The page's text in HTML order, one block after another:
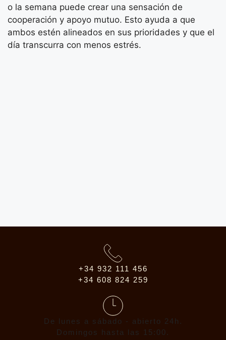
o la semana puede crear una sensación de
cooperación y apoyo mutuo. Esto ayuda a que
ambos estén alineados en sus prioridades y que el
día transcurra con menos estrés.
+34 932 111 456
+34 608 824 259
De lunes a sábado - abierto 24h.
Domingos hasta las 15:00.